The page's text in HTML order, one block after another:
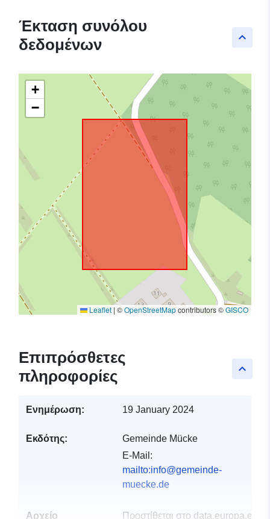
keyboard_arrow_up
Έκταση συνόλου
δεδομένων
+
−
Leaflet | ©OpenStreetMapcontributors ©GISCO
keyboard_arrow_up
Επιπρόσθετες
πληροφορίες
Ενημέρωση: 19 January 2024
Εκδότης:
Gemeinde Mücke
E-Mail:
mailto:info@gemeinde-
muecke.de
Αρχείο Προστίθεται στο data.europa.eu: